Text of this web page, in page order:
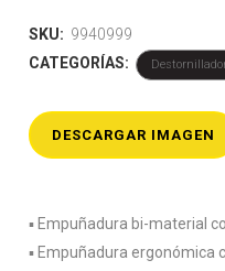
SKU: 9940999
CATEGORÍAS:
DESCARGAR IMAGEN
▪️ Empuñadura bi-material
▪️ Empuñadura ergonómica